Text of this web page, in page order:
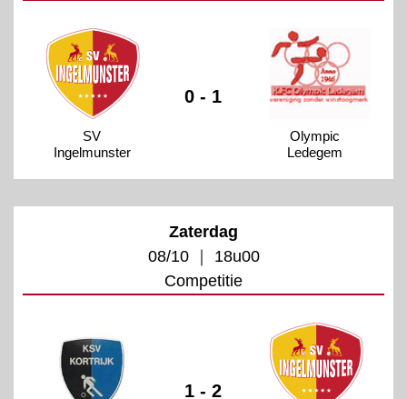
SV
Ingelmunster
0 - 1
Olympic
Ledegem
Zaterdag
08/10 ｜ 18u00
Competitie
1 - 2